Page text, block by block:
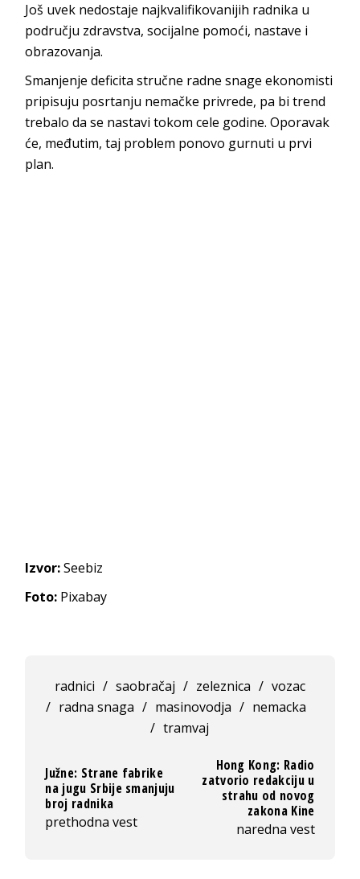
Još uvek nedostaje najkvalifikovanijih radnika u
području zdravstva, socijalne pomoći, nastave i
obrazovanja.
Smanjenje deficita stručne radne snage ekonomisti
pripisuju posrtanju nemačke privrede, pa bi trend
trebalo da se nastavi tokom cele godine. Oporavak
će, međutim, taj problem ponovo gurnuti u prvi
plan.
Izvor:Seebiz
Foto: Pixabay
radnici / saobračaj / zeleznica / vozac
/ radna snaga / masinovodja / nemacka
/ tramvaj
Južne: Strane fabrike
na jugu Srbije smanjuju
broj radnika
prethodna vest
Hong Kong: Radio
zatvorio redakciju u
strahu od novog
zakona Kine
naredna vest